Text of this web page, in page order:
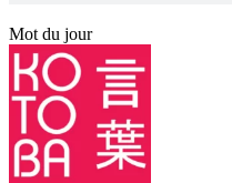
Mot du jour